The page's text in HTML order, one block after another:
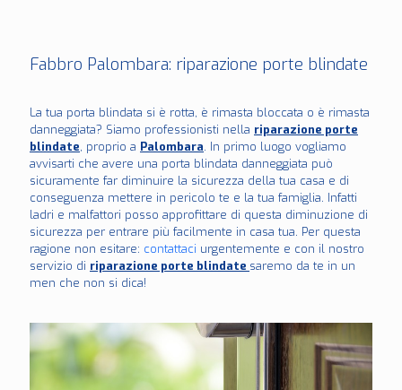
Fabbro Palombara : riparazione porte blindate
La tua porta blindata si è rotta, è rimasta bloccata o è rimasta
danneggiata? Siamo professionisti nella riparazione porte
blindate, proprio a Palombara. In primo luogo vogliamo
avvisarti che avere una porta blindata danneggiata può
sicuramente far diminuire la sicurezza della tua casa e di
conseguenza mettere in pericolo te e la tua famiglia. Infatti
ladri e malfattori posso approfittare di questa diminuzione di
sicurezza per entrare più facilmente in casa tua. Per questa
ragione non esitare: contattaci urgentemente e con il nostro
servizio di riparazione porte blindate saremo da te in un
men che non si dica!